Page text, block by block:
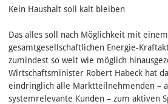
Kein Haushalt soll kalt bleiben
Das alles soll nach Möglichkeit mit einem
gesamtgesellschaftlichen Energie-
zumindest so weit wie möglich
Wirtschaftsminister Robert Habeck hat
eindringlich alle Marktteilnehmenden –
systemrelevante Kunden – zum aktiven